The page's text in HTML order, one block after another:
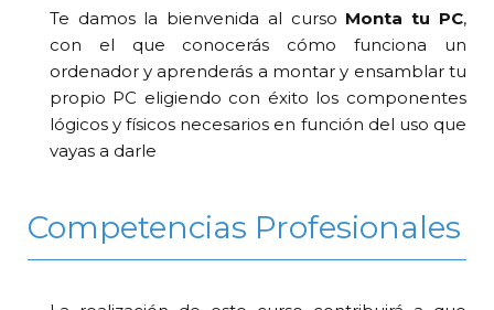
Te damos la bienvenida al curso Monta tu PC,
con el que conocerás cómo funciona un
ordenador y aprenderás a montar y ensamblar tu
propio PC eligiendo con éxito los componentes
lógicos y físicos necesarios en función del uso que
vayas a darle
Competencias Profesionales